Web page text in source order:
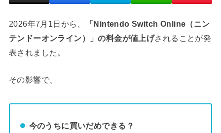
2026年7月1日から、
「Nintendo Switch Online（ニン
テンドーオンライン）」の料金が値上げされることが発
表されました。
その影響で、
今のうちに買いだめできる？